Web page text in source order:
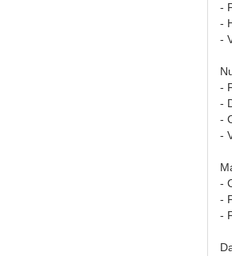
-
-
-
-
-
-
-
-
-
-